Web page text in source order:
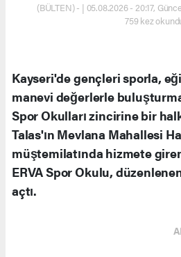
(BÜLTEN) - | 05.08.2026 - 20:17,
759 kez
Kayseri'de gençleri sporla,
manevi değerlerle
Spor Okulları zincirine bir
Talas'ın Mevlana Mahallesi
müştemilatında hizmete
ERVA Spor Okulu,
açtı.